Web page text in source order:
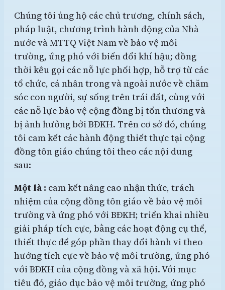
Chúng tôi ủng hộ các chủ trương, chính sách,
pháp luật, chương trình hành động của Nhà
nước và MTTQ Việt Nam về bảo vệ môi
trường, ứng phó với biến đổi khí hậu; đồng
thời kêu gọi các nỗ lực phối hợp, hỗ trợ từ các
tổ chức, cá nhân trong và ngoài nước về chăm
sóc con người, sự sống trên trái đất, cùng với
các nỗ lực bảo vệ cộng đồng bị tổn thương và
bị ảnh hưởng bởi BĐKH. Trên cơ sở đó, chúng
tôi cam kết các hành động thiết thực tại cộng
đồng tôn giáo chúng tôi theo các nội dung
sau:
Một là : cam kết nâng cao nhận thức, trách
nhiệm của cộng đồng tôn giáo về bảo vệ môi
trường và ứng phó với BĐKH; triển khai nhiều
giải pháp tích cực, bằng các hoạt động cụ thể,
thiết thực để góp phần thay đổi hành vi theo
hướng tích cực về bảo vệ môi trường, ứng phó
với BĐKH của cộng đồng và xã hội. Với mục
tiêu đó, giáo dục bảo vệ môi trường, ứng phó